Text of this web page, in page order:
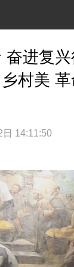
奋进复
村美
日 14:11:50